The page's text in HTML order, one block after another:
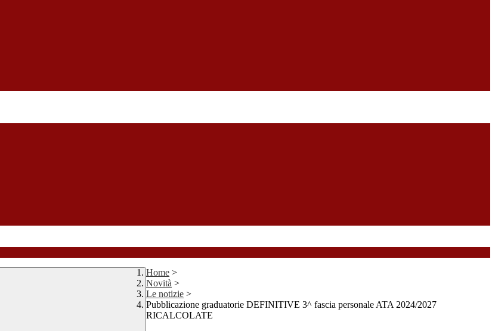
Home >
Novità >
Le notizie >
Pubblicazione graduatorie DEFINITIVE 3^ fascia personale ATA 2024/2027
RICALCOLATE